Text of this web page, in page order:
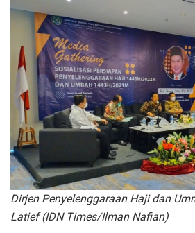
Dirjen Penyelenggaraan Haji dan
Latief (IDN Times/Ilman Nafian)